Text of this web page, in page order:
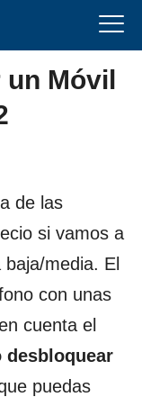
un Móvil
de las
si vamos a
media. El
con unas
cuenta el
desbloquear
puedas